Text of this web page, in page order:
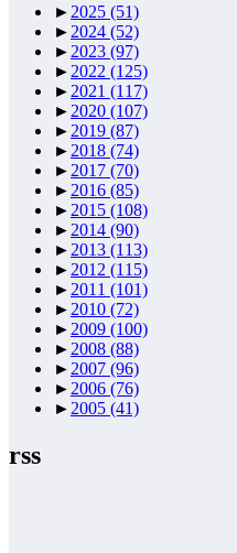
► 2025 (51)
► 2024 (52)
► 2023 (97)
► 2022 (125)
► 2021 (117)
► 2020 (107)
► 2019 (87)
► 2018 (74)
► 2017 (70)
► 2016 (85)
► 2015 (108)
► 2014 (90)
► 2013 (113)
► 2012 (115)
► 2011 (101)
► 2010 (72)
► 2009 (100)
► 2008 (88)
► 2007 (96)
► 2006 (76)
► 2005 (41)
rss